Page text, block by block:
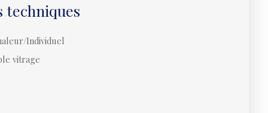
techniques
Individuel
vitrage